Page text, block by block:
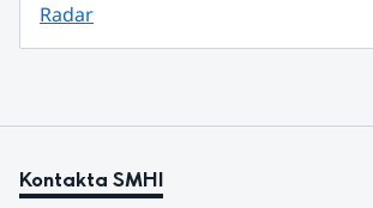
Radar
Kontakta SMHI